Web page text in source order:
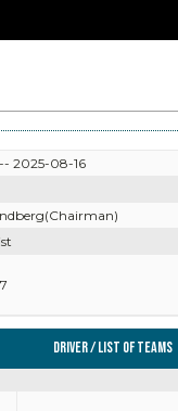
2025-08-16
Driver / List of teams